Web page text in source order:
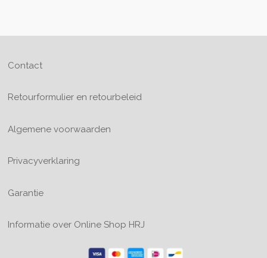
Contact
Retourformulier en retourbeleid
Algemene voorwaarden
Privacyverklaring
Garantie
Informatie over Online Shop HRJ